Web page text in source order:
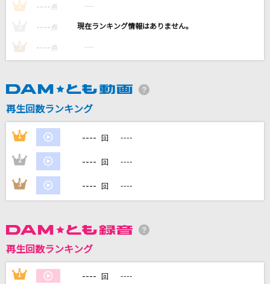
コロンブス
Mrs. GREEN APPLE
裸の心
M!LK
カラオケ最新情報をチェック！
1 ---- 点 ----
---- 点 ----
3 ---- 点 ----
再生回数ランキング
1 ---- 回 ----
2 ---- 回 ----
3 ---- 回 ----
再生回数ランキング
1 ---- 回 ----